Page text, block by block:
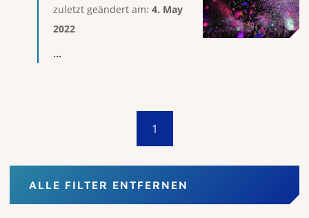
zuletzt geändert am: 4. May
2022
...
1
ALLE FILTER ENTFERNEN